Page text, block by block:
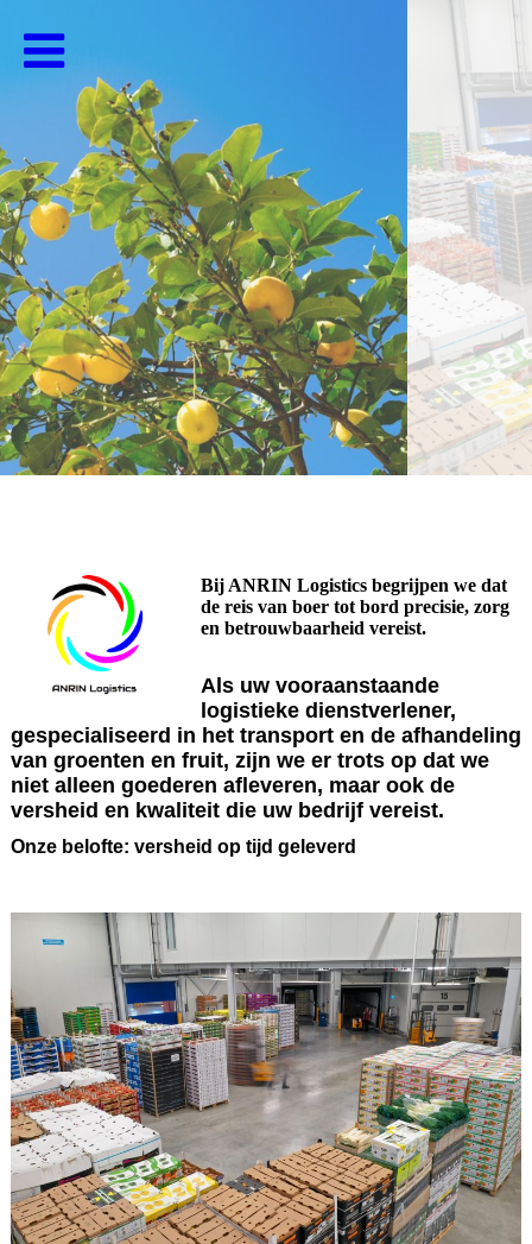
Bij ANRIN Logistics begrijpen we dat
de reis van boer tot bord precisie, zorg
en betrouwbaarheid vereist.
Als uw vooraanstaande
logistieke dienstverlener,
gespecialiseerd in het transport en de afhandeling
van groenten en fruit, zijn we er trots op dat we
niet alleen goederen afleveren, maar ook de
versheid en kwaliteit die uw bedrijf vereist.
Onze belofte: versheid op tijd geleverd